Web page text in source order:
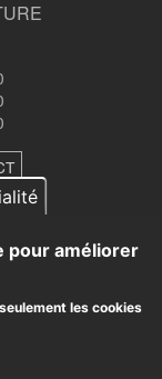
pour améliorer
les cookies